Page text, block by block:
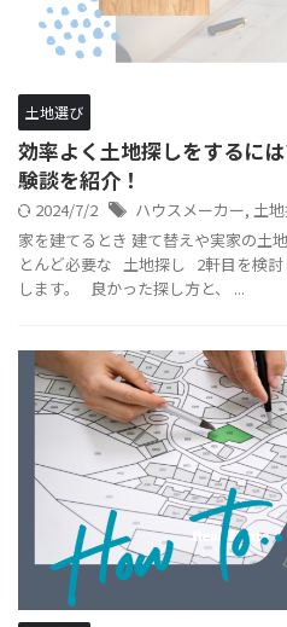
土地選び
効率よく土地探しをするに
験談を紹介！
2024/7/2 ハウスメーカー, 土
家を建てるとき 建て替えや実家の土
とんど必要な 土地探し 2軒目を検
します。 良かった探し方と、 ...